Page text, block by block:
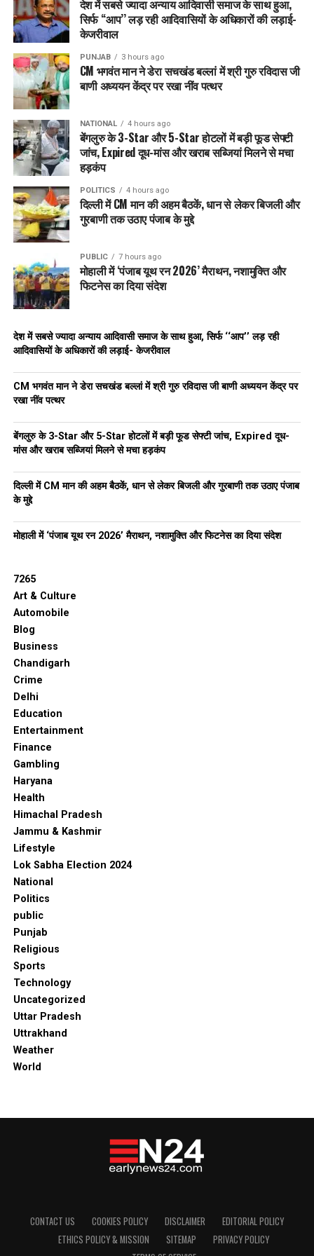
उन्होंने कहा, “कल तक, हम इस धारणा में थे कि हमें फंसाया जा रहा है,
लेकिन उच्च न्यायालय के फैसले के बाद, ऐसा लगता है कि हमारी ओर से
कुछ गड़बड़ है।
उन्होंने कहा, “जंतर मंतर से अरविंद केजरीवाल ने कहा था कि राजनीति
बदलने के बाद देश बदल जाएगा। पटेल नगर निर्वाचन क्षेत्र के विधायक
आनंद ने कहा कि राजनीति नहीं बदली है, लेकिन राजनेता बदल गए हैं।
इस कहानी को Early News24 द्वारा संपादित नहीं किया गया है और इसे
एक सिंडिकेटेड फ़ीड से प्रकाशित किया गया है।
RELATED TOPICS: AAP DELHI
UP NEXT
PM Narinder Modi top 7 gamers से मिले, Gamer से पूछा
गुजरात में ये बीमारी कैसे पहुंची
DON'T MISS
Delhi CM Kejriwal को High Court से झटका, Arrest को चुनौती
देने वाली Petition खारिज
देश में सबसे ज्यादा अन्याय आदिवासी समाज के साथ हुआ,
सिर्फ ‘‘आप’’ लड़ रही आदिवासियों के अधिकारों की लड़ाई-
केजरीवाल
PUNJAB 3 hours ago
CM भगवंत मान ने डेरा सचखंड बल्लां में श्री गुरु रविदास जी
बाणी अध्ययन केंद्र पर रखा नींव पत्थर
NATIONAL 4 hours ago
बेंगलुरु के 3-Star और 5-Star होटलों में बड़ी फूड सेफ्टी
जांच, Expired दूध-मांस और खराब सब्जियां मिलने से मचा
हड़कंप
POLITICS 4 hours ago
दिल्ली में CM मान की अहम बैठकें, धान से लेकर बिजली और
गुरबाणी तक उठाए पंजाब के मुद्दे
PUBLIC 7 hours ago
मोहाली में ‘पंजाब यूथ रन 2026’ मैराथन, नशामुक्ति और
फिटनेस का दिया संदेश
देश में सबसे ज्यादा अन्याय आदिवासी समाज के साथ हुआ, सिर्फ ‘‘आप’’ लड़ रही
आदिवासियों के अधिकारों की लड़ाई- केजरीवाल
CM भगवंत मान ने डेरा सचखंड बल्लां में श्री गुरु रविदास जी बाणी अध्ययन केंद्र पर
रखा नींव पत्थर
बेंगलुरु के 3-Star और 5-Star होटलों में बड़ी फूड सेफ्टी जांच, Expired दूध-
मांस और खराब सब्जियां मिलने से मचा हड़कंप
दिल्ली में CM मान की अहम बैठकें, धान से लेकर बिजली और गुरबाणी तक उठाए पंजाब
के मुद्दे
मोहाली में ‘पंजाब यूथ रन 2026’ मैराथन, नशामुक्ति और फिटनेस का दिया संदेश
7265
Art & Culture
Automobile
Blog
Business
Chandigarh
Crime
Delhi
Education
Entertainment
Finance
Gambling
Haryana
Health
Himachal Pradesh
Jammu & Kashmir
Lifestyle
Lok Sabha Election 2024
National
Politics
public
Punjab
Religious
Sports
Technology
Uncategorized
Uttar Pradesh
Uttrakhand
Weather
World
CONTACT US COOKIES POLICY DISCLAIMER
EDITORIAL POLICY
ETHICS POLICY & MISSION
SITEMAP
PRIVACY POLICY